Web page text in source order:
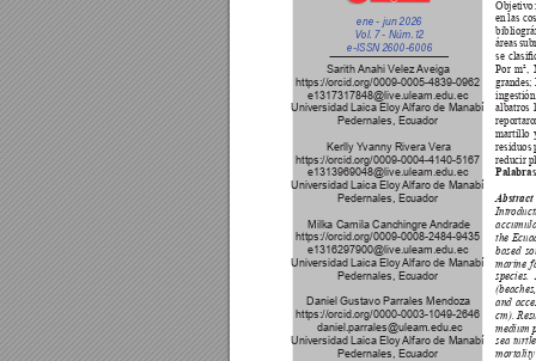
ene - jun 2026
Vol. 7 - Núm. 12
e-ISSN 2600-6006
en las
áreas
se
Por m²,
grandes;
albatros
martillo
residuos
reducir
Abstract
Intr
the
based
marine
species.
and
cm).
medium
sea
mortality
Sarith Anahi Velez Aveiga
https://orcid.org/0009-0005-4839-0962
e1317317848@live.uleam.edu.ec
Universidad Laica Eloy Alfaro de Manabí
Pedernales, Ecuador
Kerlly Yvanny Rivera Vera
https://orcid.org/0009-0004-4140-5167
e1313969048@live.uleam.edu.ec
Universidad Laica Eloy Alfaro de Manabí
Pedernales, Ecuador
Milka Camila Canchingre Andrade
https://orcid.org/0009-0008-2484-9435
e1316297900@live.uleam.edu.ec
Universidad Laica Eloy Alfaro de Manabí
Pedernales, Ecuador
Daniel Gustavo Parrales Mendoza
https://orcid.org/0000-0003-1049-2646
daniel.parrales@uleam.edu.ec
Universidad Laica Eloy Alfaro de Manabí
Pedernales, Ecuador